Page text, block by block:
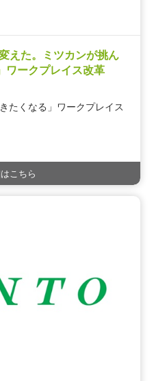
えた。ミツカンが挑ん
ワークプレイス改革
たくなる」ワークプレイス
こちら